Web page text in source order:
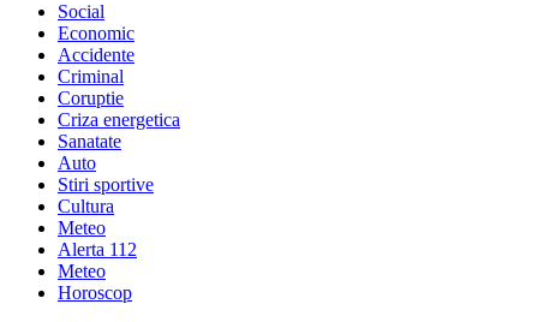
Social
Economic
Accidente
Criminal
Coruptie
Criza energetica
Sanatate
Auto
Stiri sportive
Cultura
Meteo
Alerta 112
Meteo
Horoscop